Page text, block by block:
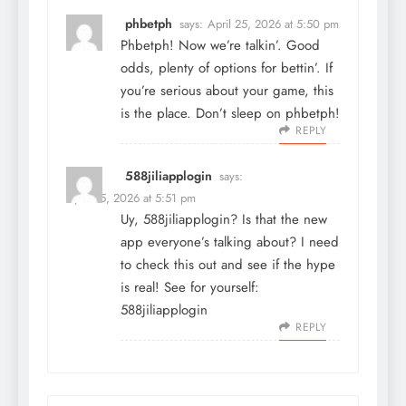
phbetph says: April 25, 2026 at 5:50 pm
Phbetph! Now we’re talkin’. Good
odds, plenty of options for bettin’. If
you’re serious about your game, this
is the place. Don’t sleep on phbetph!
REPLY
588jiliapplogin says:
April 25, 2026 at 5:51 pm
Uy, 588jiliapplogin? Is that the new
app everyone’s talking about? I need
to check this out and see if the hype
is real! See for yourself:
588jiliapplogin
REPLY